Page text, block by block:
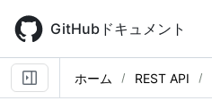
main
content
GitHubドキュメント
ホーム REST API